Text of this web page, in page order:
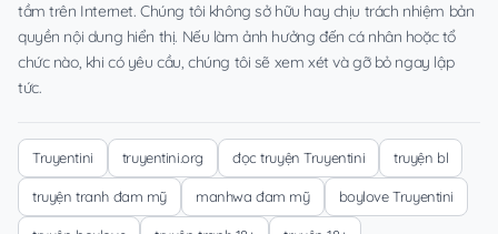
tầm trên Internet. Chúng tôi không sở hữu hay chịu trách nhiệm bản
quyền nội dung hiển thị. Nếu làm ảnh hưởng đến cá nhân hoặc tổ
chức nào, khi có yêu cầu, chúng tôi sẽ xem xét và gỡ bỏ ngay lập
tức.
Truyentini truyentini.org đọc truyện Truyentini truyện bl
truyện tranh đam mỹ manhwa đam mỹ boylove Truyentini